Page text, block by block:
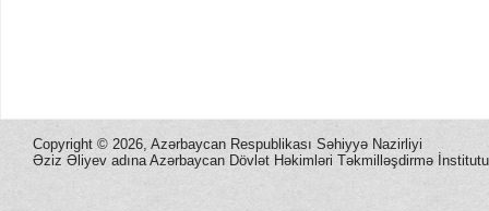
Copyright © 2026, Azərbaycan Respublikası Səhiyyə Nazirliyi
Əziz Əliyev adına Azərbaycan Dövlət Həkimləri Təkmilləşdirmə İnstitutu